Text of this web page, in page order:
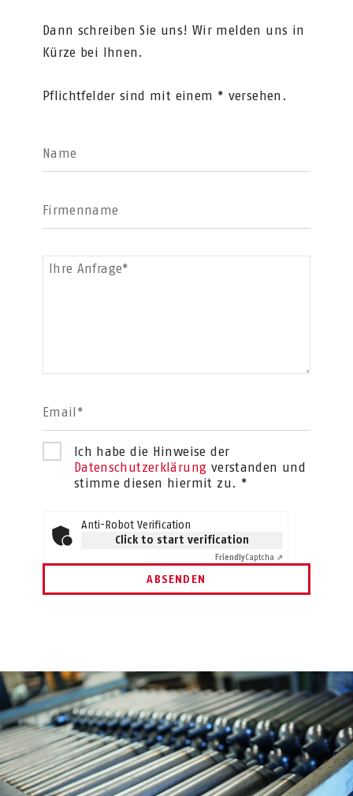
Dann schreiben Sie uns! Wir melden uns in
Kürze bei Ihnen.
Pflichtfelder sind mit einem * versehen.
Name
Firmenname
Ihre Anfrage*
Email*
Ich habe die Hinweise der
Datenschutzerklärung verstanden und
stimme diesen hiermit zu. *
Anti-Robot Verification
Click to start verification
FriendlyCaptcha ⇗
ABSENDEN